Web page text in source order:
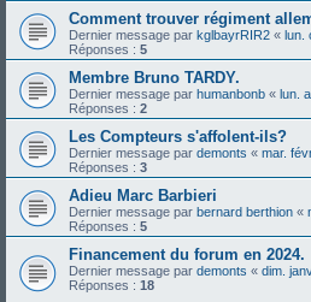
Comment trouver régiment
Dernier message par kglbayrRIR2 « lun.
Réponses : 5
Membre Bruno TARDY.
Dernier message par humanbonb « lun.
Réponses : 2
Les Compteurs s'affolent-ils?
Dernier message par demonts « mar.
Réponses : 3
Adieu Marc Barbieri
Dernier message par bernard berthion «
Réponses : 5
Financement du forum en 2024.
Dernier message par demonts « dim.
Réponses : 18